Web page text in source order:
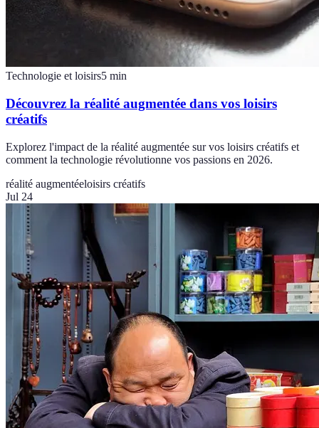
Technologie et loisirs5 min
Découvrez la réalité augmentée dans vos loisirs
créatifs
Explorez l'impact de la réalité augmentée sur vos loisirs créatifs et
comment la technologie révolutionne vos passions en 2026.
réalité augmentéeloisirs créatifs
Jul 24